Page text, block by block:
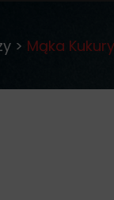
> Mąka